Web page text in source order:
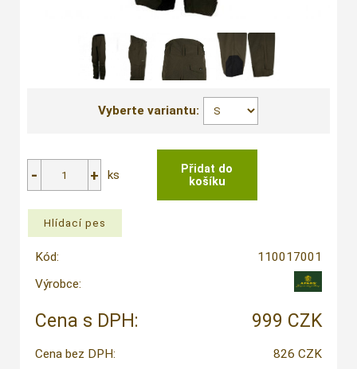
Vyberte variantu:
ks
Kód:
110017001
Výrobce:
Cena s DPH: 999 CZK
Cena bez DPH:
826 CZK